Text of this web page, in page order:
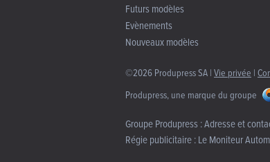
Futurs modèles
Evènements
Nouveaux modèles
©2026 Produpress SA | Vie privée |
Produpress, une marque du groupe
Groupe Produpress :Adresse et
Régie publicitaire :Le Moniteur